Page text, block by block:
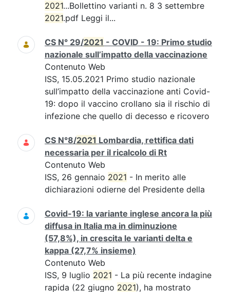
2021...Bollettino varianti n. 8 3 settembre
2021.pdf Leggi il...
CS N° 29/2021 - COVID - 19: Primo studio
nazionale sull’impatto della vaccinazione
Contenuto Web
ISS, 15.05.2021 Primo studio nazionale
sull’impatto della vaccinazione anti Covid-
19: dopo il vaccino crollano sia il rischio di
infezione che quello di decesso e ricovero
CS N°8/2021 Lombardia, rettifica dati
necessaria per il ricalcolo di Rt
Contenuto Web
ISS, 26 gennaio 2021 - In merito alle
dichiarazioni odierne del Presidente della
Covid-19: la variante inglese ancora la più
diffusa in Italia ma in diminuzione
(57,8%), in crescita le varianti delta e
kappa (27,7% insieme)
Contenuto Web
ISS, 9 luglio 2021 - La più recente indagine
rapida (22 giugno 2021), ha mostrato